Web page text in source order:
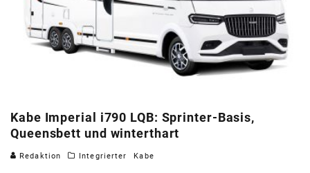
Kabe Imperial i790 LQB: Sprinter-Basis,
Queensbett und winterthart
Redaktion Integrierter Kabe